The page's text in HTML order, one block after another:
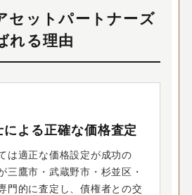
セットパートナーズ
れる理由
よる正確な価格査定
は適正な価格設定が成功の
三鷹市・武蔵野市・杉並区・
門的に査定し、債権者との交